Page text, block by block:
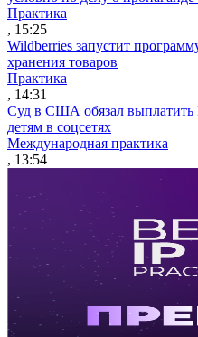
Практика
, 15:25
Wildberries запустит
хранения товаров
Практика
, 14:31
Суд в США обязал выплатить
детям в соцсетях
Международная практика
, 13:54